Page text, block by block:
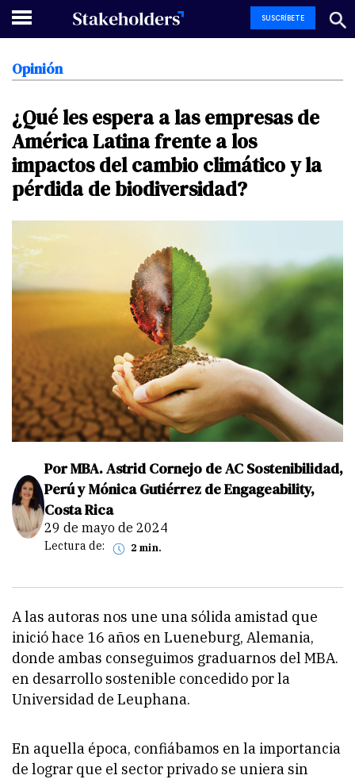
SUSCRÍBETE
Opinión
¿Quéles espera alas empresas de
AméricaLatinafrente alos
impactos del cambio climáticoyla
pérdida debiodiversidad?
Por MBA. Astrid Cornejo de AC Sostenibilidad,
Perú y Mónica Gutiérrez de Engageability,
Costa Rica
29 de mayo de 2024
Lectura de: 2 min.
A las autoras nos une una sólida amistad que
inició hace 16 años en Lueneburg, Alemania,
donde ambas conseguimos graduarnos del MBA.
en desarrollo sostenible concedido por la
Universidad de Leuphana.
En aquella época, confiábamos en la importancia
de lograr que el sector privado se uniera sin